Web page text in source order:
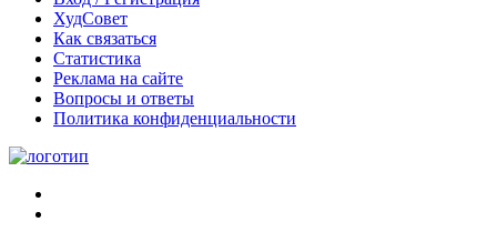
ХудСовет
Как связаться
Статистика
Реклама на сайте
Вопросы и ответы
Политика конфиденциальности